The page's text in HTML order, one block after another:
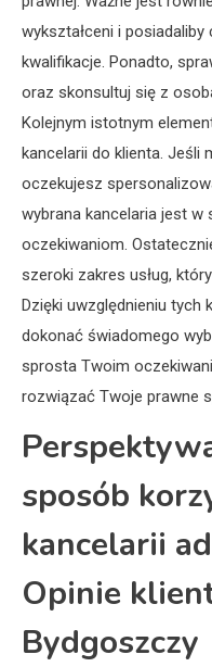
wykształceni i
kwalifikacje. Ponadto,
oraz skonsultuj się z
Kolejnym istotnym
kancelarii do klienta. Jeśli
oczekujesz
wybrana kancelaria jest
oczekiwaniom.
szeroki zakres usług,
Dzięki uwzględnieniu tych
dokonać świadomego
sprosta Twoim
rozwiązać Twoje prawne
sposób
kancelarii
Opinie
Bydgoszczy